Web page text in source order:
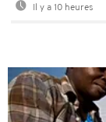
Il y a 10 heures